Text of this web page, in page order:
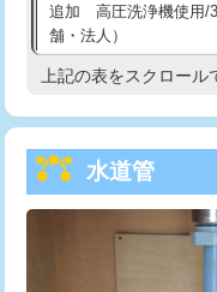
給水管工事※（塩ビ管
用/3ｍまで)
給水管工事※（塩ビ管
給水管工事※（ライニ
管・ポリ管・HT管使用/
給水管工事※（ライニ
管・ポリ管・HT管使用/
追加 高圧洗浄機使用/
舗・法人）
高度高圧洗浄換
トーラー機使用/3mまで
追加トーラー機使用/
上記の表をスクロール
水道管